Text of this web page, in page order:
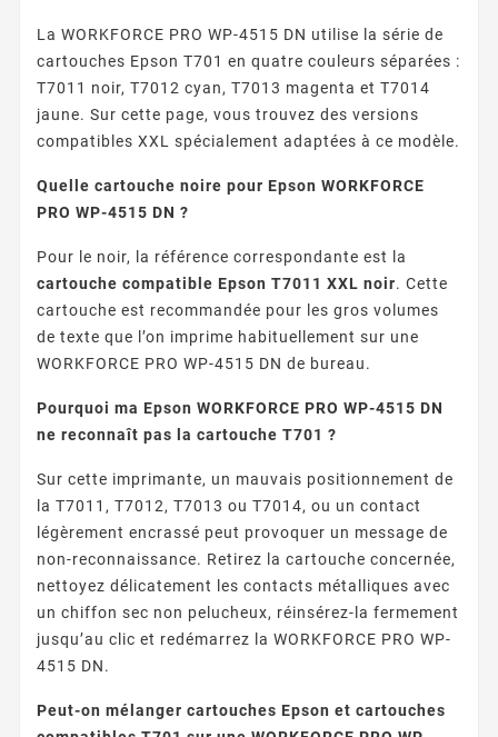
La WORKFORCE PRO WP-4515 DN utilise la série de
cartouches Epson T701 en quatre couleurs séparées :
T7011 noir, T7012 cyan, T7013 magenta et T7014
jaune. Sur cette page, vous trouvez des versions
compatibles XXL spécialement adaptées à ce modèle.
Quelle cartouche noire pour Epson WORKFORCE
PRO WP-4515 DN ?
Pour le noir, la référence correspondante est la
cartouche compatible Epson T7011 XXL noir. Cette
cartouche est recommandée pour les gros volumes
de texte que l’on imprime habituellement sur une
WORKFORCE PRO WP-4515 DN de bureau.
Pourquoi ma Epson WORKFORCE PRO WP-4515 DN
ne reconnaît pas la cartouche T701 ?
Sur cette imprimante, un mauvais positionnement de
la T7011, T7012, T7013 ou T7014, ou un contact
légèrement encrassé peut provoquer un message de
non-reconnaissance. Retirez la cartouche concernée,
nettoyez délicatement les contacts métalliques avec
un chiffon sec non pelucheux, réinsérez-la fermement
jusqu’au clic et redémarrez la WORKFORCE PRO WP-
4515 DN.
Peut-on mélanger cartouches Epson et cartouches